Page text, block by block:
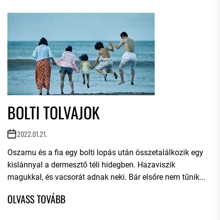
BOLTI TOLVAJOK
2022.01.21.
Oszamu és a fia egy bolti lopás után összetalálkozik egy
kislánnyal a dermesztő téli hidegben. Hazaviszik
magukkal, és vacsorát adnak neki. Bár elsőre nem tűnik...